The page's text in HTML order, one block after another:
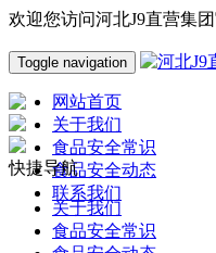
欢迎您访问河北J9直营集
Toggle navigation
网站首页
关于我们
食品安全常识
食品安全动态
联系我们
快捷导航
关于我们
食品安全常识